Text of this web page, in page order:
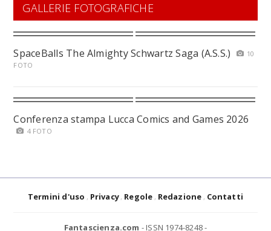
GALLERIE FOTOGRAFICHE
SpaceBalls The Almighty Schwartz Saga (A.S.S.)
10
FOTO
Conferenza stampa Lucca Comics and Games 2026
4 FOTO
Termini d'uso Privacy Regole Redazione Contatti
Fantascienza.com - ISSN 1974-8248 -